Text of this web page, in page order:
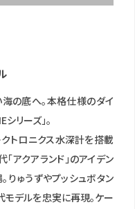
の底へ。本格仕様のダイ
リーズ」。
トロニクス水深計を搭載
アクアランド」のアイデン
りゅうずやプッシュボタン
モデルを忠実に再現。ケー